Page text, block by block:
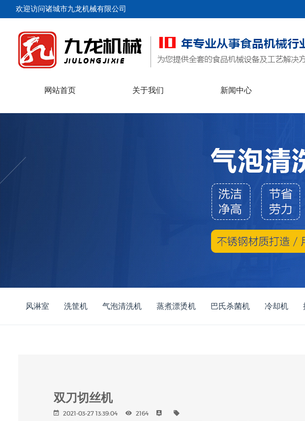
欢迎访问诸城市九龙机械有限公司
网站首页 关于我们 新闻中心
风淋室 洗筐机 气泡清洗机 蒸煮漂烫机 巴氏杀菌机 冷却机
双刀切丝机
2021-03-27 13:39:04 2164